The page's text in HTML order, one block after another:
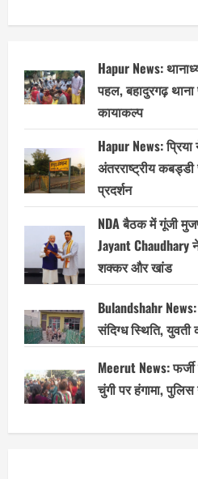
Hapur News:
पहल, बहादुरगढ़
कायाकल्प
Hapur News:
अंतरराष्ट्रीय कबड्डी
प्रदर्शन
NDA बैठक में गूंजी
Jayant Chaudhary
शक्कर और खांड
Bulandshahr
संदिग्ध स्थिति,
Meerut News:
चुंगी पर हंगामा,